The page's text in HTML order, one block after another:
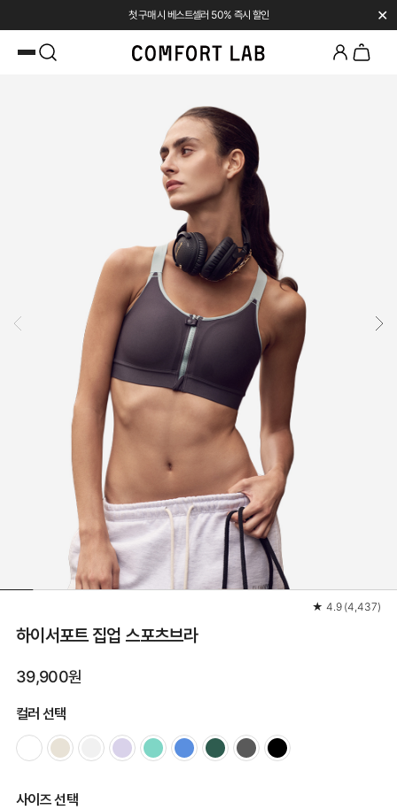
첫 구매 시 베스트셀러 50% 즉시 할인 ✕
★ 4.9 (4,437)
하이서포트 집업 스포츠브라
39,900원
컬러 선택
사이즈 선택